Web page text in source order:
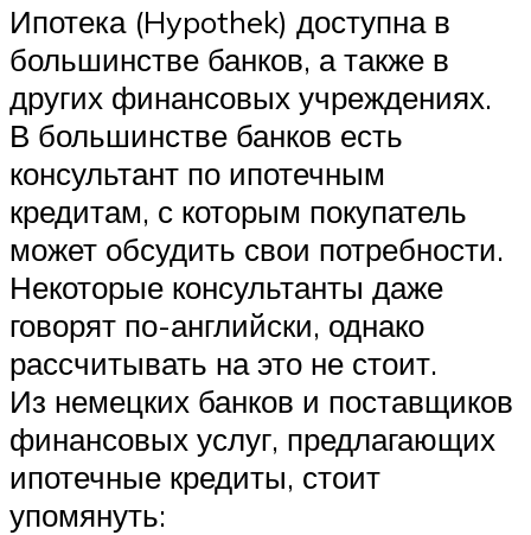
Ипотека (Hypothek) доступна в
большинстве банков, а также в
других финансовых учреждениях.
В большинстве банков есть
консультант по ипотечным
кредитам, с которым покупатель
может обсудить свои потребности.
Некоторые консультанты даже
говорят по-английски, однако
рассчитывать на это не стоит.
Из немецких банков и поставщиков
финансовых услуг, предлагающих
ипотечные кредиты, стоит
упомянуть: